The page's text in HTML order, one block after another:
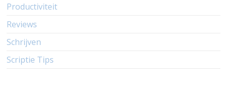
Productiviteit
Reviews
Schrijven
Scriptie Tips